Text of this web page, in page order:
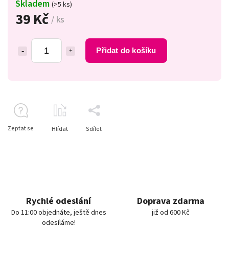
39 Kč/ ks
Přidat do košíku
Skladem (>5 ks)
Zeptat se Hlídat Sdílet
Rychlé odeslání
Do 11:00 objednáte, ještě dnes
odesíláme!
Doprava zdarma
již od 600 Kč